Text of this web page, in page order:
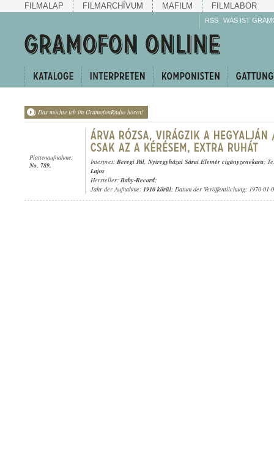
FILMALAP FILMARCHÍVUM MAFILM FILMLABOR
RSS WAS IST
Das möchte ich im GramofonRadio hören!
Plattenaufnahme:
No. 789.
Interpret: Beregi Pál, Nyiregyházai Sárai Elemér cigányzenekara;
Lajos
Hersteller: Baby-Record;
Jahr der Aufnahme: 1910 körül; Datum der Veröffentlichung: 1970-01-